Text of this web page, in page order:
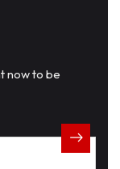
now to be